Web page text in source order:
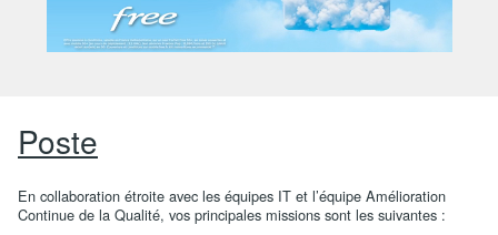
Poste
En collaboration étroite avec les équipes IT et l’équipe Amélioration
Continue de la Qualité, vos principales missions sont les suivantes :